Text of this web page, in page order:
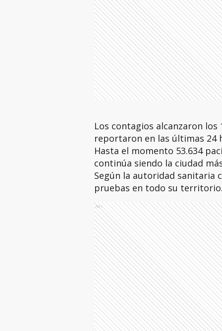
Los contagios alcanzaron los
reportaron en las últimas 24
Hasta el momento 53.634
continúa siendo la ciudad
Según la autoridad sanitaria
pruebas en todo su
Ads